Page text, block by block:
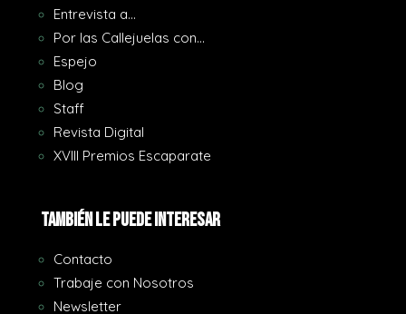
Entrevista a…
Por las Callejuelas con…
Espejo
Blog
Staff
Revista Digital
XVIII Premios Escaparate
También le puede interesar
Contacto
Trabaje con Nosotros
Newsletter